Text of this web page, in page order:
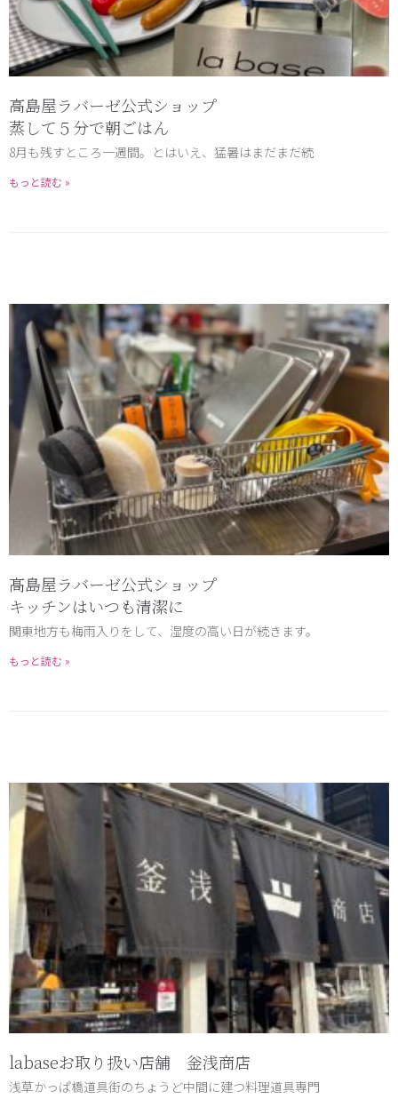
高島屋ラバーゼ公式ショップ
蒸して５分で朝ごはん
8月も残すところ一週間。とはいえ、猛暑はまだまだ続
もっと読む »
髙島屋ラバーゼ公式ショップ
キッチンはいつも清潔に
関東地方も梅雨入りをして、湿度の高い日が続きます。
もっと読む »
labaseお取り扱い店舗 釡浅商店
浅草かっぱ橋道具街のちょうど中間に建つ料理道具専門